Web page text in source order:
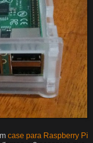
case para Raspberry Pi